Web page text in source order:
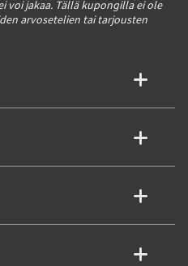
voi jakaa. Tällä kupongilla ei ole
arvosetelien tai tarjousten